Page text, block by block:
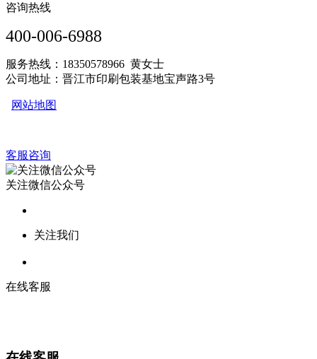
咨询热线
400-006-6988
服务热线：18350578966 黄女士
公司地址：晋江市印刷包装基地宝声路3号
网站地图
客服咨询
关注微信公众号
关注我们
在线客服